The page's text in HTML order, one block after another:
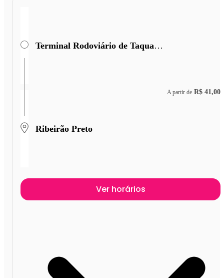
Terminal Rodoviário de Taquaritinga
Ribeirão Preto
A partir de R$ 41,00
Ver horários